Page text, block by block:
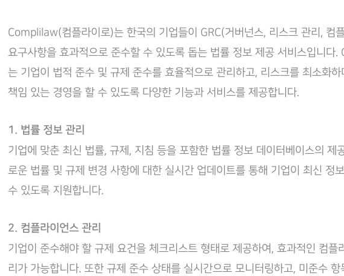
Complilaw(컴플라이로)는 한국의 기업들이 GRC(거버넌스, 리스크 관리, 컴
요구사항을 효과적으로 준수할 수 있도록 돕는 법률 정보 제공 서비스입니다
는 기업이 법적 준수 및 규제 준수를 효율적으로 관리하고, 리스크를 최소화하
책임 있는 경영을 할 수 있도록 다양한 기능과 서비스를 제공합니다.
1. 법률 정보 관리
기업에 맞춘 최신 법률, 규제, 지침 등을 포함한 법률 정보 데이터베이스의 제
로운 법률 및 규제 변경 사항에 대한 실시간 업데이트를 통해 기업이 최신 정
수 있도록 지원합니다.
2. 컴플라이언스 관리
기업이 준수해야 할 규제 요건을 체크리스트 형태로 제공하여, 효과적인 컴플
리가 가능합니다. 또한 규제 준수 상태를 실시간으로 모니터링하고, 미준수 항